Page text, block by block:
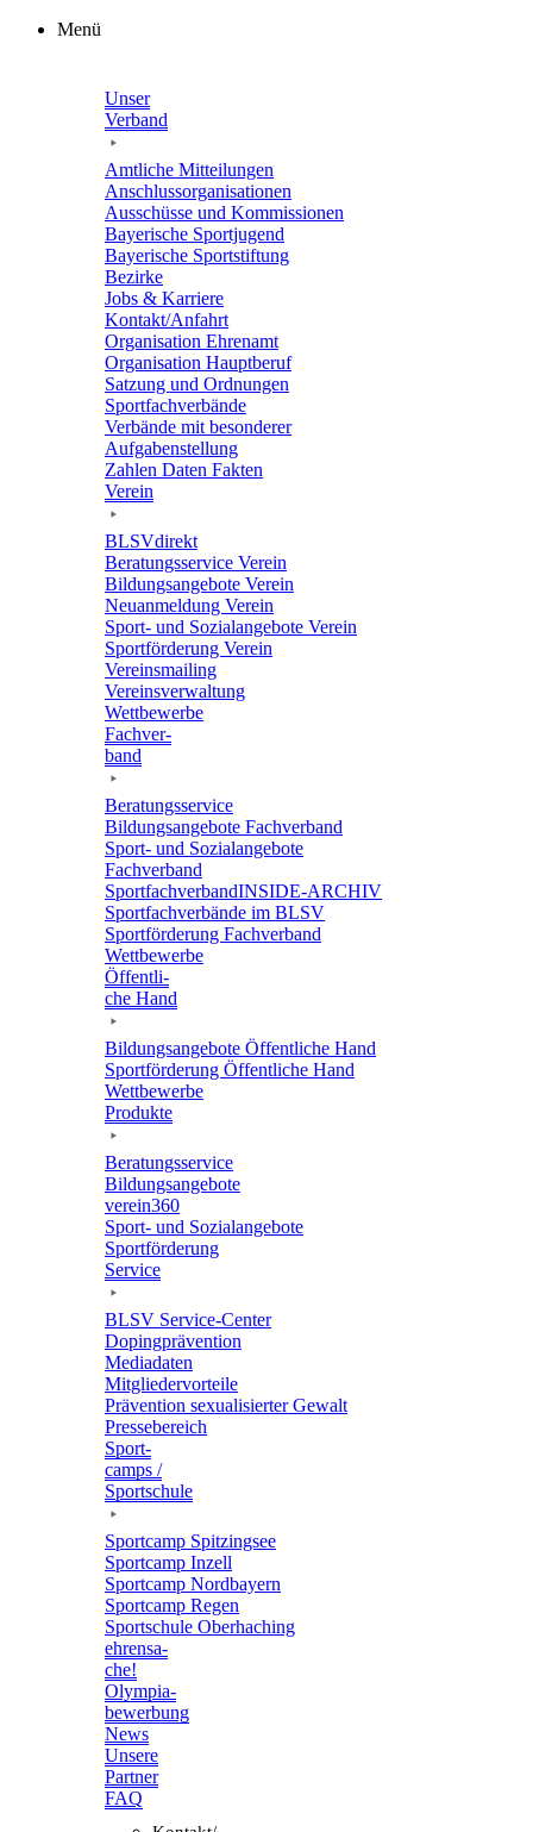
Zum
Menü
Unser
Verband
Amtli­che Mitteilungen
Anschluss­or­ga­ni­sa­tio­nen
Ausschüsse und Kommissionen
Baye­ri­sche Sportjugend
Baye­ri­sche Sportstiftung
Bezirke
Jobs & Karriere
Kontakt/​​Anfahrt
Orga­ni­sa­tion Ehrenamt
Orga­ni­sa­tion Hauptberuf
Satzung und Ordnungen
Sport­fach­ver­bände
Verbände mit beson­de­rer
Aufgabenstellung
Zahlen Daten Fakten
Verein
BLSVdi­rekt
Bera­tungs­ser­vice Verein
Bildungs­an­ge­bote Verein
Neuan­mel­dung Verein
Sport- und Sozi­al­an­ge­bote Verein
Sport­för­de­rung Verein
Vereins­mai­ling
Vereins­ver­wal­tung
Wett­be­werbe
Fach­ver­
band
Bera­tungs­ser­vice
Bildungs­an­ge­bote Fachverband
Sport- und Sozi­al­an­ge­bote
Fachverband
Sport­fach­ver­ban­d­IN­SIDE-ARCHIV
Sport­fach­ver­bände im BLSV
Sport­för­de­rung Fachverband
Wett­be­werbe
Öffent­li­
che Hand
Bildungs­an­ge­bote Öffent­li­che Hand
Sport­för­de­rung Öffent­li­che Hand
Wett­be­werbe
Produkte
Bera­tungs­ser­vice
Bildungs­an­ge­bote
verein360
Sport- und Sozialangebote
Sport­för­de­rung
Service
BLSV Service-Center
Doping­prä­ven­tion
Media­da­ten
Mitglie­der­vor­teile
Präven­tion sexua­li­sier­ter Gewalt
Pres­se­be­reich
Sport­
camps /
Sportschule
Sport­camp Spitzingsee
Sport­camp Inzell
Sport­camp Nordbayern
Sport­camp Regen
Sport­schule Oberhaching
ehren­sa­
che!
Olym­pia­
be­wer­bung
News
Unsere
Part­ner
FAQ